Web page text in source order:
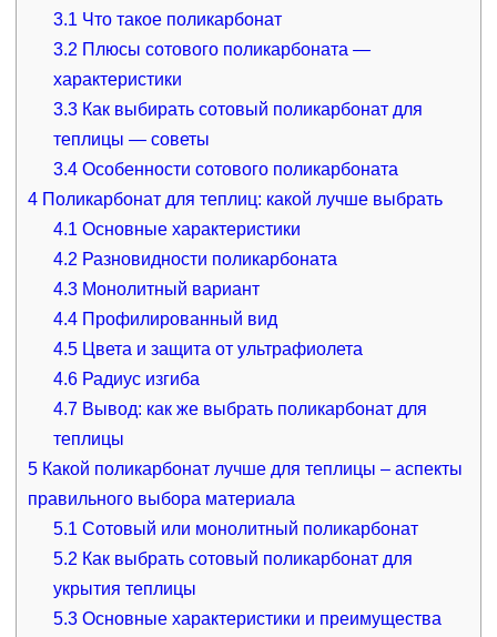
3.1 Что такое поликарбонат
3.2 Плюсы сотового поликарбоната —
характеристики
3.3 Как выбирать сотовый поликарбонат для
теплицы — советы
3.4 Особенности сотового поликарбоната
4Поликарбонат для теплиц: какой лучше выбрать
4.1 Основные характеристики
4.2 Разновидности поликарбоната
4.3 Монолитный вариант
4.4 Профилированный вид
4.5 Цвета и защита от ультрафиолета
4.6 Радиус изгиба
4.7 Вывод: как же выбрать поликарбонат для
теплицы
5Какой поликарбонат лучше для теплицы – аспекты
правильного выбора материала
5.1 Сотовый или монолитный поликарбонат
5.2 Как выбрать сотовый поликарбонат для
укрытия теплицы
5.3 Основные характеристики и преимущества